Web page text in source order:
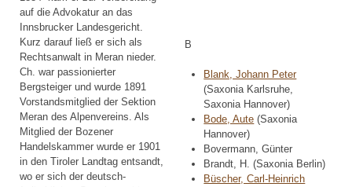
auf die Advokatur an das
Innsbrucker Landesgericht.
Kurz darauf ließ er sich als
Rechtsanwalt in Meran nieder.
Ch. war passionierter
Bergsteiger und wurde 1891
Vorstandsmitglied der Sektion
Meran des Alpenvereins. Als
Mitglied der Bozener
Handelskammer wurde er 1901
in den Tiroler Landtag entsandt,
wo er sich der deutsch-
B
Blank, Johann Peter
(Saxonia Karlsruhe,
Saxonia Hannover)
Bode, Aute (Saxonia
Hannover)
Bovermann, Günter
Brandt, H. (Saxonia Berlin)
Büscher, Carl-Heinrich